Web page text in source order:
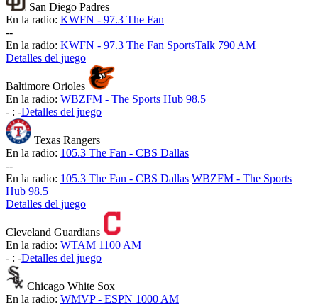
San Diego Padres
En la radio: KWFN - 97.3 The Fan
--
En la radio: KWFN - 97.3 The Fan SportsTalk 790 AM
Detalles del juego
Baltimore Orioles
En la radio: WBZFM - The Sports Hub 98.5
- : -Detalles del juego
Texas Rangers
En la radio: 105.3 The Fan - CBS Dallas
--
En la radio: 105.3 The Fan - CBS Dallas WBZFM - The Sports
Hub 98.5
Detalles del juego
Cleveland Guardians
En la radio: WTAM 1100 AM
- : -Detalles del juego
Chicago White Sox
En la radio: WMVP - ESPN 1000 AM